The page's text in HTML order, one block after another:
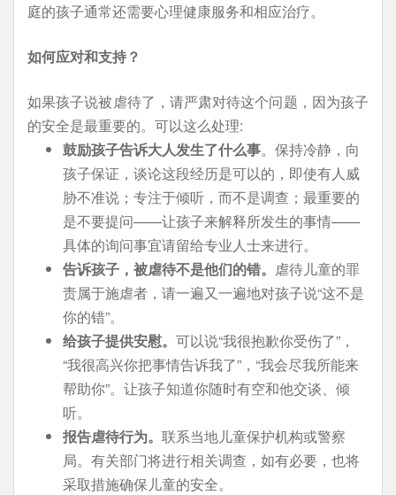
庭的孩子通常还需要心理健康服务和相应治疗。
如何应对和支持？
如果孩子说被虐待了，请严肃对待这个问题，因为孩子
的安全是最重要的。可以这么处理:
鼓励孩子告诉大人发生了什么事。保持冷静，向
孩子保证，谈论这段经历是可以的，即使有人威
胁不准说；专注于倾听，而不是调查；最重要的
是不要提问——让孩子来解释所发生的事情——
具体的询问事宜请留给专业人士来进行。
告诉孩子，被虐待不是他们的错。 虐待儿童的罪
责属于施虐者，请一遍又一遍地对孩子说“这不是
你的错”。
给孩子提供安慰。 可以说“我很抱歉你受伤了”，
“我很高兴你把事情告诉我了”，“我会尽我所能来
帮助你”。让孩子知道你随时有空和他交谈、倾
听。
报告虐待行为。 联系当地儿童保护机构或警察
局。有关部门将进行相关调查，如有必要，也将
采取措施确保儿童的安全。